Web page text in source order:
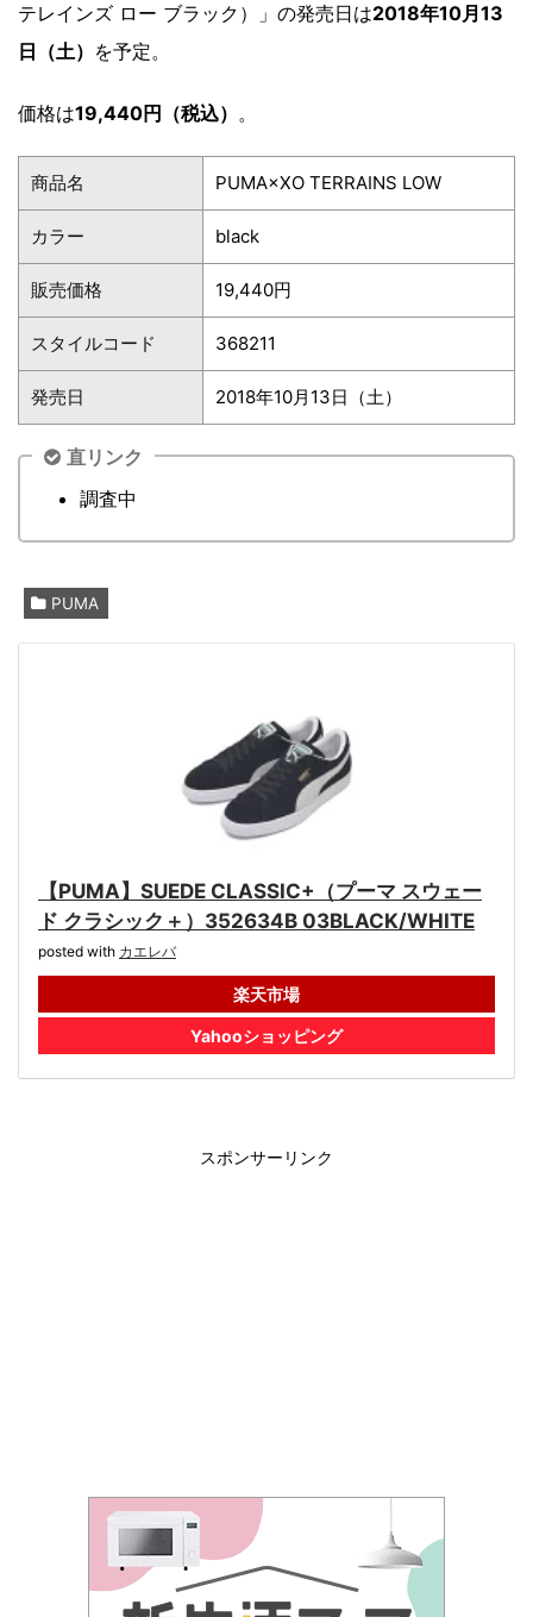
テレインズ ロー ブラック）」の発売日は2018年10月13
日（土） を予定。
価格は19,440円（税込） 。
商品名 PUMA×XO TERRAINS LOW
カラー black
販売価格 19,440円
スタイルコード 368211
発売日 2018年10月13日（土）
直リンク
調査中
PUMA
【PUMA】SUEDE CLASSIC+（プーマ スウェー
ド クラシック＋）352634B 03BLACK/WHITE
posted with カエレバ
楽天市場
Yahooショッピング
スポンサーリンク